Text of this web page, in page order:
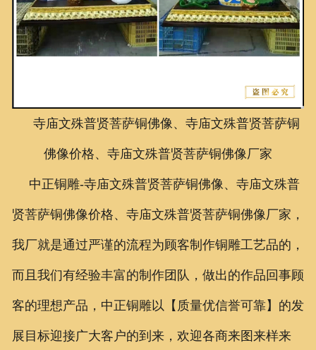
泥塑鉴赏
联系我们
寺庙文殊普贤菩萨铜佛像、寺庙文殊普贤菩萨铜
佛像价格、寺庙文殊普贤菩萨铜佛像厂家
中正铜雕-寺庙文殊普贤菩萨铜佛像、寺庙文殊普
贤菩萨铜佛像价格、寺庙文殊普贤菩萨铜佛像厂家 ，
我厂就是通过严谨的流程为顾客制作铜雕工艺品的，
而且我们有经验丰富的制作团队，做出的作品回事顾
客的理想产品，中正铜雕以【质量优信誉可靠】的发
展目标迎接广大客户的到来，欢迎各商来图来样来